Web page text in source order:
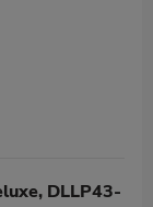
DLLP43-